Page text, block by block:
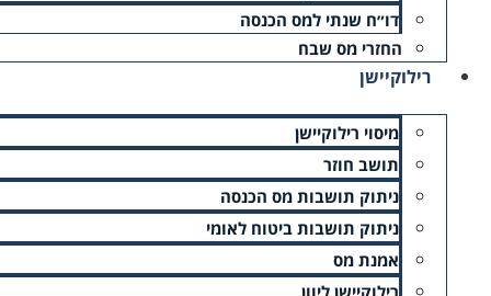
דו״ח שנתי למס הכנסה
החזרי מס שבח
רילוקיישן
מיסוי רילוקיישן
תושב חוזר
ניתוק תושבות מס הכנסה
ניתוק תושבות ביטוח לאומי
אמנת מס
רילוקיישן ליוון